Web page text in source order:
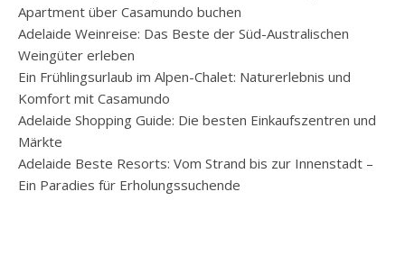
Apartment über Casamundo buchen
Adelaide Weinreise: Das Beste der Süd-Australischen
Weingüter erleben
Ein Frühlingsurlaub im Alpen-Chalet: Naturerlebnis und
Komfort mit Casamundo
Adelaide Shopping Guide: Die besten Einkaufszentren und
Märkte
Adelaide Beste Resorts: Vom Strand bis zur Innenstadt –
Ein Paradies für Erholungssuchende